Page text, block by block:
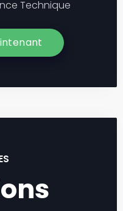
Technique